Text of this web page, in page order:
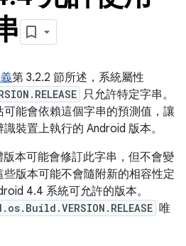
第 3.2.2 節所述，系統屬性
只允許特定字串。
能會依賴這個字串的預測值，讓
裝置上執行的 Android 版本。
本可能會修訂此字串，但不會變
版本可能不會隨附新的相容性定
4.4 系統可允許的版本。
唯